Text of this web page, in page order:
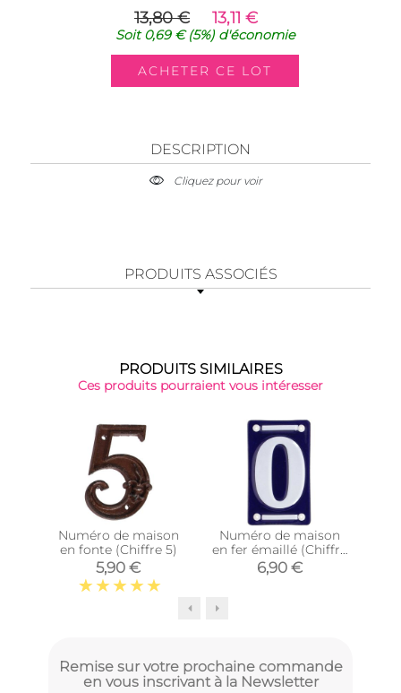
13,80 € 13,11 €
Soit0,69 €(5%)d'économie
DESCRIPTION
Cliquez pour voir
PRODUITS ASSOCIÉS
PRODUITS SIMILAIRES
Ces produits pourraient vous intéresser
Numéro de maison
en fonte (Chiffre 5)
5,90 €
Numéro de maison
en fer émaillé (Chiffre
0)
6,90 €
Remise sur votre prochaine commande
en vous inscrivant à la Newsletter